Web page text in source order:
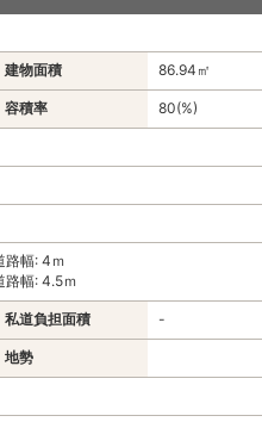
建物面積 86.94㎡
容積率 80(%)
路幅: 4ｍ
路幅: 4.5ｍ
私道負担面積 -
地勢